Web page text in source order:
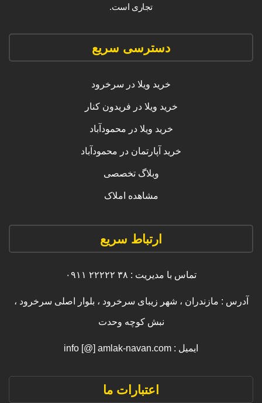
تجاری است.
دسترسی سریع
خرید ویلا در سرخرود
خرید ویلا در فریدون کنار
خرید ویلا در محمودآباد
خرید آپارتمان در محمودآباد
وبلاگ تخصصی
مشاهده املاک
ارتباط سریع
تماس با مدیریت : ۳۸ ۲۲۲۲۲ ۰۹۱۱
آدرس : مازندران ، شهر زیبای سرخرود ، بلوار اصلی سرخرود ،
نبش کوچه وحدت
ایمیل : info [@] amlak-navan.com
اعتبارات ما